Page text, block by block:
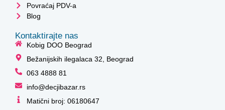
Povraćaj PDV-a
Blog
Kontaktirajte nas
Kobig DOO Beograd
Bežanijskih ilegalaca 32, Beograd
063 4888 81
info@decjibazar.rs
Matični broj: 06180647